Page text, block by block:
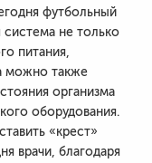
футбольный
не только
питания,
можно также
организма
оборудования.
«крест»
врачи, благодаря